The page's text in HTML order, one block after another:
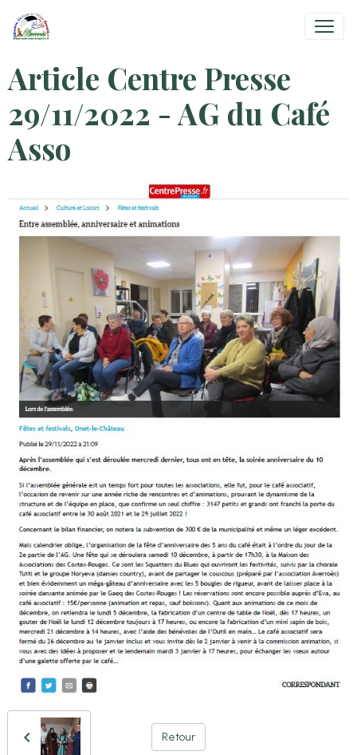
Article Centre Presse
29/11/2022 - AG du Café
Asso
Retour